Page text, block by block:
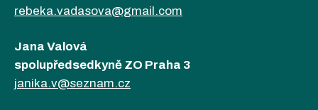
rebeka.vadasova@gmail.com
Jana Valová
spolupředsedkyně ZO Praha 3
janika.v@seznam.cz